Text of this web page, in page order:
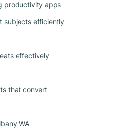
productivity apps
subjects efficiently
effectively
that convert
WA